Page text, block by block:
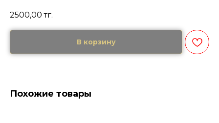
2500,00 тг.
В корзину
Похожие товары